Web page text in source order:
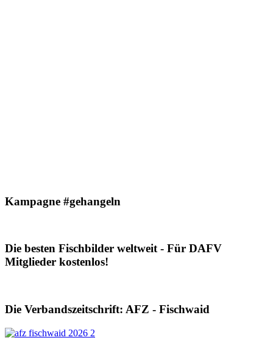
Kampagne #gehangeln
Die besten Fischbilder weltweit - Für DAFV
Mitglieder kostenlos!
Die Verbandszeitschrift: AFZ - Fischwaid